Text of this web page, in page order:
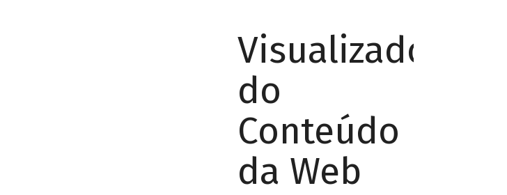
Visualizador
do
Conteúdo
da Web